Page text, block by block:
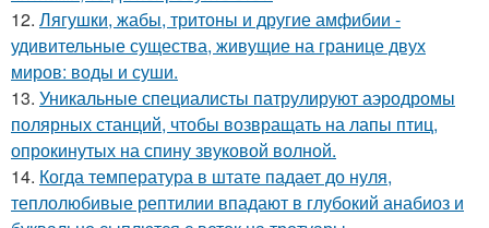
12. Лягушки, жабы, тритоны и другие амфибии -
удивительные существа, живущие на границе двух
миров: воды и суши.
13. Уникальные специалисты патрулируют аэродромы
полярных станций, чтобы возвращать на лапы птиц,
опрокинутых на спину звуковой волной.
14. Когда температура в штате падает до нуля,
теплолюбивые рептилии впадают в глубокий анабиоз и